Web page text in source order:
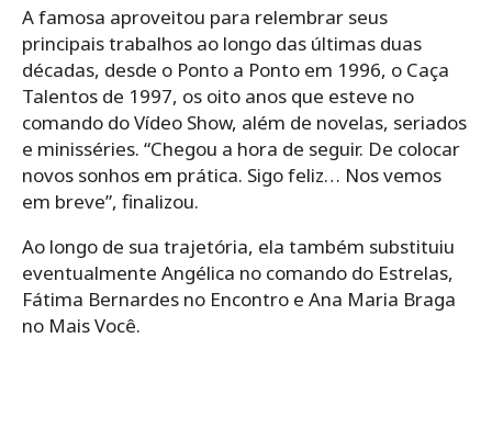
A famosa aproveitou para relembrar seus
principais trabalhos ao longo das últimas duas
décadas, desde o Ponto a Ponto em 1996, o Caça
Talentos de 1997, os oito anos que esteve no
comando do Vídeo Show, além de novelas, seriados
e minisséries. “Chegou a hora de seguir. De colocar
novos sonhos em prática. Sigo feliz… Nos vemos
em breve”, finalizou.
Ao longo de sua trajetória, ela também substituiu
eventualmente Angélica no comando do Estrelas,
Fátima Bernardes no Encontro e Ana Maria Braga
no Mais Você.